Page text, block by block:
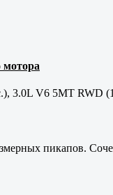
мотора
3.0L V6 5MT RWD
пикапов.